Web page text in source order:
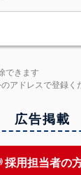
できます
アドレスで登録く
広告掲載
採用担当者の